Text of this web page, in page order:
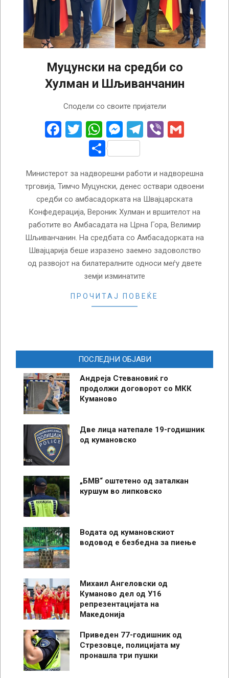
Муцунски на средби со
Хулман и Шљиванчанин
Сподели со своите пријатели
Facebook
Twitter
WhatsApp
Messenger
Telegram
Viber
Share
Министерот за надворешни работи и надворешна
трговија, Тимчо Муцунски, денес оствари одвоени
средби со амбасадорката на Швајцарската
Конфедерација, Вероник Хулман и вршителот на
работите во Амбасадата на Црна Гора, Велимир
Шљиванчанин. На средбата со Амбасадорката на
Швајцарија беше изразено заемно задоволство
од развојот на билатералните односи меѓу двете
земји изминатите
ПРОЧИТАЈ ПОВЕЌЕ
ПОСЛЕДНИ ОБЈАВИ
Андреја Стевановиќ го
продолжи договорот со МКК
Куманово
Две лица натепале 19-годишник
од кумановско
„БМВ“ оштетено од заталкан
куршум во липковско
Водата од кумановскиот
водовод е безбедна за пиење
Михаил Ангеловски од
Куманово дел од У16
репрезентацијата на
Македонија
Приведен 77-годишник од
Стрезовце, полицијата му
пронашла три пушки